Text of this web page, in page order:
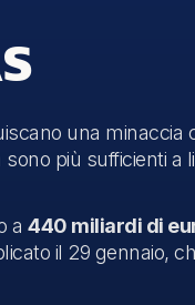
una minaccia
più sufficienti a
a 440 miliardi di
il 29 gennaio,